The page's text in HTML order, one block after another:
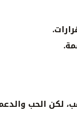
لكن الحب